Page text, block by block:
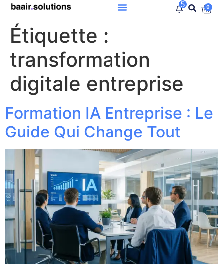
5 0
Étiquette :
transformation
digitale entreprise
Formation IA Entreprise : Le
Guide Qui Change Tout